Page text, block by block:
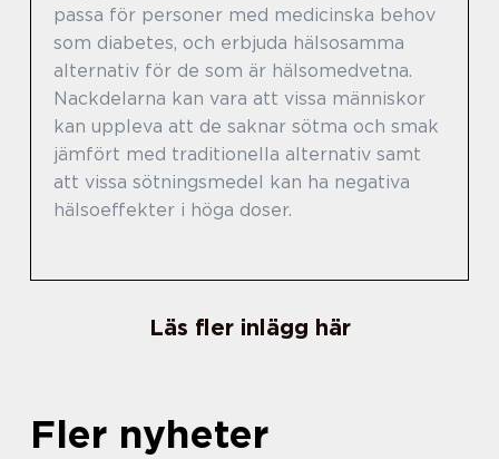
passa för personer med medicinska behov
som diabetes, och erbjuda hälsosamma
alternativ för de som är hälsomedvetna.
Nackdelarna kan vara att vissa människor
kan uppleva att de saknar sötma och smak
jämfört med traditionella alternativ samt
att vissa sötningsmedel kan ha negativa
hälsoeffekter i höga doser.
Läs fler inlägg här
Fler nyheter